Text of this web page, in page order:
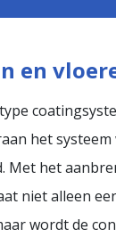
en
het
Met het
niet alleen
wordt de